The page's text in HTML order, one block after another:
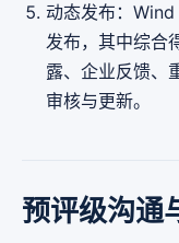
动态发布：
发布，其中综合
露、企业反馈、
审核与更新。
预评级沟通